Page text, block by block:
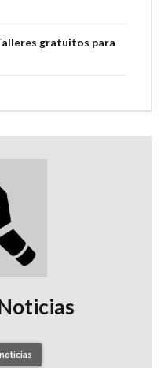
gratuitos para